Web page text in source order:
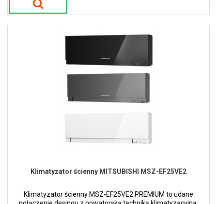
Klimatyzator ścienny MITSUBISHI MSZ-EF25VE2
Klimatyzator ścienny MSZ-EF25VE2 PREMIUM to udane